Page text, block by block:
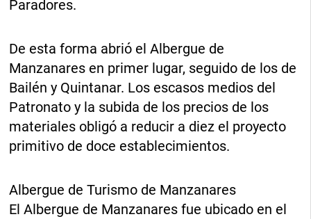
Paradores.
De esta forma abrió el Albergue de
Manzanares en primer lugar, seguido de los de
Bailén y Quintanar. Los escasos medios del
Patronato y la subida de los precios de los
materiales obligó a reducir a diez el proyecto
primitivo de doce establecimientos.
Albergue de Turismo de Manzanares
El Albergue de Manzanares fue ubicado en el